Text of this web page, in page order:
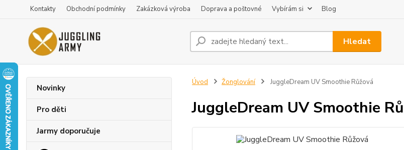
Kontakty Obchodní podmínky Zakázková výroba Doprava a poštovné Vybírám si Blog
Hledat
Novinky
Pro děti
Jarmy doporučuje
Úvod Žonglování JuggleDream UV Smoothie Růžová
JuggleDream UV Smoothie